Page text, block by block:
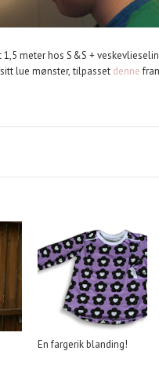
1,5 meter hos S&S +
sitt lue mønster, tilpasset denne
En fargerik blanding!